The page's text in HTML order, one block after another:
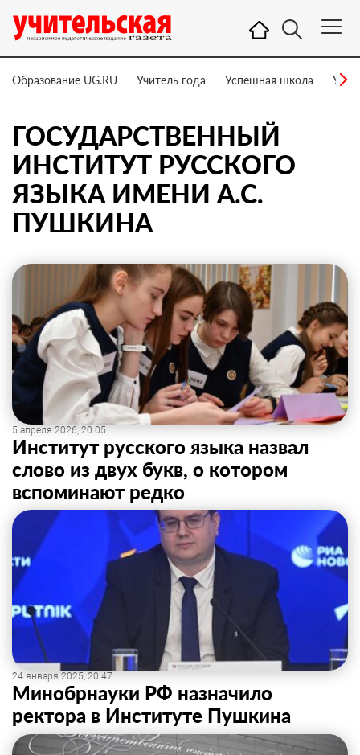
Образование UG.RU Учитель года Успешная школа
ГОСУДАРСТВЕННЫЙ
ИНСТИТУТ РУССКОГО
ЯЗЫКА ИМЕНИ А.С.
ПУШКИНА
5 апреля 2026, 20:05
Институт русского языка назвал
слово из двух букв, о котором
вспоминают редко
24 января 2025, 20:47
Минобрнауки РФ назначило
ректора в Институте Пушкина